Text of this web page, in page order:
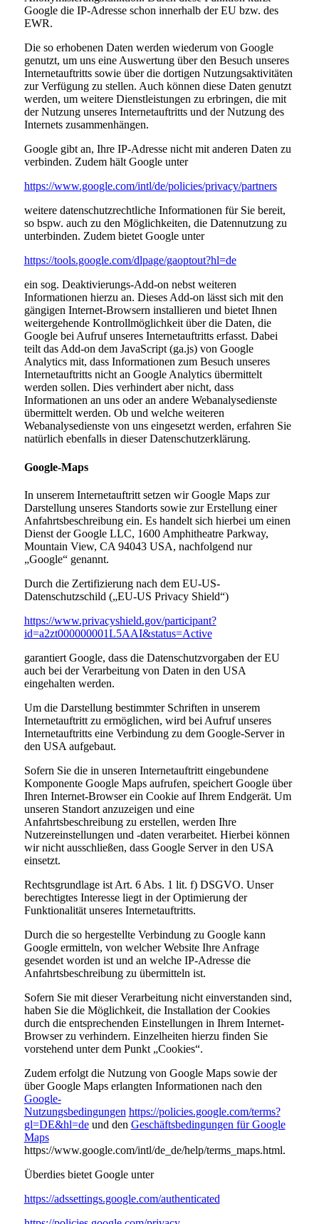
Google die IP-Adresse schon innerhalb der EU bzw. des
EWR.
Die so erhobenen Daten werden wiederum von Google
genutzt, um uns eine Auswertung über den Besuch unseres
Internetauftritts sowie über die dortigen Nutzungsaktivitäten
zur Verfügung zu stellen. Auch können diese Daten genutzt
werden, um weitere Dienstleistungen zu erbringen, die mit
der Nutzung unseres Internetauftritts und der Nutzung des
Internets zusammenhängen.
Google gibt an, Ihre IP-Adresse nicht mit anderen Daten zu
verbinden. Zudem hält Google unter
https://www.google.com/intl/de/policies/privacy/partners
weitere datenschutzrechtliche Informationen für Sie bereit,
so bspw. auch zu den Möglichkeiten, die Datennutzung zu
unterbinden. Zudem bietet Google unter
https://tools.google.com/dlpage/gaoptout?hl=de
ein sog. Deaktivierungs-Add-on nebst weiteren
Informationen hierzu an. Dieses Add-on lässt sich mit den
gängigen Internet-Browsern installieren und bietet Ihnen
weitergehende Kontrollmöglichkeit über die Daten, die
Google bei Aufruf unseres Internetauftritts erfasst. Dabei
teilt das Add-on dem JavaScript (ga.js) von Google
Analytics mit, dass Informationen zum Besuch unseres
Internetauftritts nicht an Google Analytics übermittelt
werden sollen. Dies verhindert aber nicht, dass
Informationen an uns oder an andere Webanalysedienste
übermittelt werden. Ob und welche weiteren
Webanalysedienste von uns eingesetzt werden, erfahren Sie
natürlich ebenfalls in dieser Datenschutzerklärung.
Google-Maps
In unserem Internetauftritt setzen wir Google Maps zur
Darstellung unseres Standorts sowie zur Erstellung einer
Anfahrtsbeschreibung ein. Es handelt sich hierbei um einen
Dienst der Google LLC, 1600 Amphitheatre Parkway,
Mountain View, CA 94043 USA, nachfolgend nur
„Google“ genannt.
Durch die Zertifizierung nach dem EU-US-
Datenschutzschild („EU-US Privacy Shield“)
https://www.privacyshield.gov/participant?
id=a2zt000000001L5AAI&status=Active
garantiert Google, dass die Datenschutzvorgaben der EU
auch bei der Verarbeitung von Daten in den USA
eingehalten werden.
Um die Darstellung bestimmter Schriften in unserem
Internetauftritt zu ermöglichen, wird bei Aufruf unseres
Internetauftritts eine Verbindung zu dem Google-Server in
den USA aufgebaut.
Sofern Sie die in unseren Internetauftritt eingebundene
Komponente Google Maps aufrufen, speichert Google über
Ihren Internet-Browser ein Cookie auf Ihrem Endgerät. Um
unseren Standort anzuzeigen und eine
Anfahrtsbeschreibung zu erstellen, werden Ihre
Nutzereinstellungen und -daten verarbeitet. Hierbei können
wir nicht ausschließen, dass Google Server in den USA
einsetzt.
Rechtsgrundlage ist Art. 6 Abs. 1 lit. f) DSGVO. Unser
berechtigtes Interesse liegt in der Optimierung der
Funktionalität unseres Internetauftritts.
Durch die so hergestellte Verbindung zu Google kann
Google ermitteln, von welcher Website Ihre Anfrage
gesendet worden ist und an welche IP-Adresse die
Anfahrtsbeschreibung zu übermitteln ist.
Sofern Sie mit dieser Verarbeitung nicht einverstanden sind,
haben Sie die Möglichkeit, die Installation der Cookies
durch die entsprechenden Einstellungen in Ihrem Internet-
Browser zu verhindern. Einzelheiten hierzu finden Sie
vorstehend unter dem Punkt „Cookies“.
Zudem erfolgt die Nutzung von Google Maps sowie der
über Google Maps erlangten Informationen nach den
Google-
Nutzungsbedingungen https://policies.google.com/terms?
gl=DE&hl=deund den Geschäftsbedingungen für Google
Maps
https://www.google.com/intl/de_de/help/terms_maps.html.
Überdies bietet Google unter
https://adssettings.google.com/authenticated